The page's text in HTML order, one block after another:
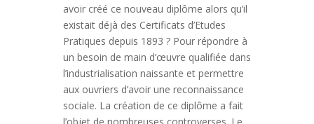
avoir créé ce nouveau diplôme alors qu’il
existait déjà des Certificats d’Etudes
Pratiques depuis 1893 ? Pour répondre à
un besoin de main d’œuvre qualifiée dans
l’industrialisation naissante et permettre
aux ouvriers d’avoir une reconnaissance
sociale. La création de ce diplôme a fait